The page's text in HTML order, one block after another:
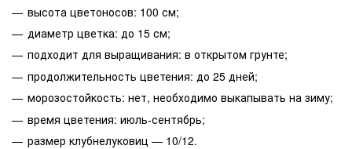
высота цветоносов: 100 см;
диаметр цветка: до 15 см;
подходит для выращивания: в открытом грунте;
продолжительность цветения: до 25 дней;
морозостойкость: нет, необходимо выкапывать на зиму;
время цветения: июль-сентябрь;
размер клубнелуковиц — 10/12.